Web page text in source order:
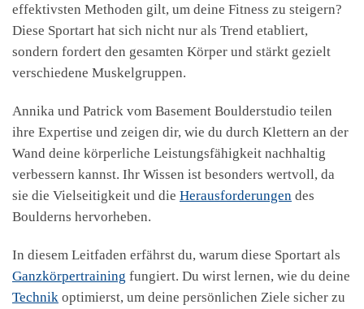
effektivsten Methoden gilt, um deine Fitness zu steigern?
Diese Sportart hat sich nicht nur als Trend etabliert,
sondern fordert den gesamten Körper und stärkt gezielt
verschiedene Muskelgruppen.
Annika und Patrick vom Basement Boulderstudio teilen
ihre Expertise und zeigen dir, wie du durch Klettern an der
Wand deine körperliche Leistungsfähigkeit nachhaltig
verbessern kannst. Ihr Wissen ist besonders wertvoll, da
sie die Vielseitigkeit und die Herausforderungen des
Boulderns hervorheben.
In diesem Leitfaden erfährst du, warum diese Sportart als
Ganzkörpertraining fungiert. Du wirst lernen, wie du deine
Technik optimierst, um deine persönlichen Ziele sicher zu